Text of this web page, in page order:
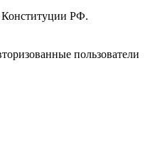
Конституции РФ.
пользователи